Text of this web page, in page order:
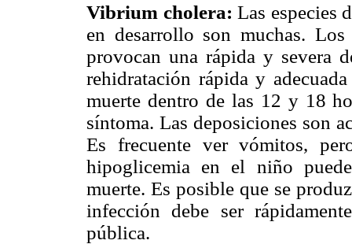
Vibrium cholera: Las especies
en desarrollo son muchas.
provocan una rápida y severa
rehidratación rápida y
muerte dentro de las 12 y 18
síntoma. Las deposiciones son
Es frecuente ver vómitos,
hipoglicemia en el niño
muerte. Es posible que se
infección debe ser
pública.